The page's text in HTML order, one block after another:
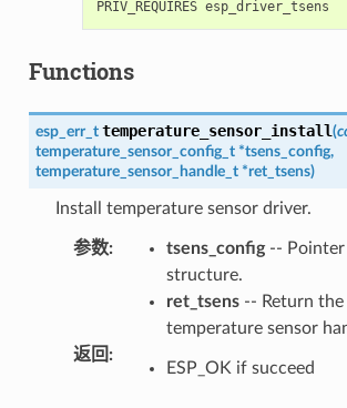
Functions
esp_err_t temperature_sensor_install(
temperature_sensor_config_t *tsens_config,
temperature_sensor_handle_t *ret_tsens)
Install temperature sensor driver.
参数: tsens_config-- Pointer
structure.
ret_tsens-- Return
temperature sensor
返回 :
ESP_OK if succeed